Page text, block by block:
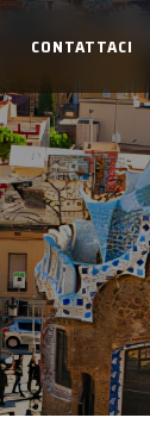
CONTATTACI